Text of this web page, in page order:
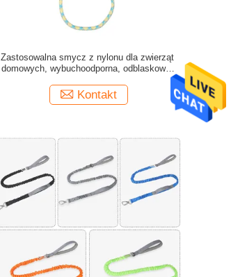
Zastosowalna smycz z nylonu dla zwierząt
domowych, wybuchoodporna, odblaskowa,
Kontakt